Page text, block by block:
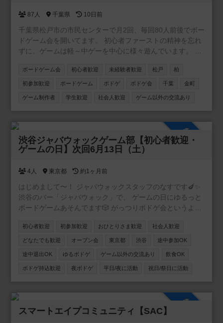
87人 千葉県 10日前
千葉県松戸市の市民センターで月2回、毎回80人前後でボー
ドゲーム会を開いてます。 初心者ファーストの精神を忘れ
ずに、ゲームは軽～中ゲーを中心に様々遊んでいます。 各
ます。 当会は初心者や未経験者からの方も多く、熟練者の
方も含めて楽しく遊んでいます。初参加やお1人様の参加で
イトでも募集しているため、早期に埋まることがありま
す。
ボードゲーム会 初心者歓迎 未経験者歓迎 松戸 柏
初参加歓迎 ボードゲーム ボドゲ ボドゲ会 千葉 金町
ゲーム制作者 学生歓迎 社会人歓迎 ゲーム以外の交流あり
参加自由
渋谷ジャバウォックゲーム部【初心者歓迎・
ゲームの日】次回6月13日（土）
4人 東京都 約1ヶ月前
はじめまして〜！ ジャバウォックスタッフのなすです🍆✨
渋谷のバー「ジャバウォック」で、 ゲームの日にゆるっと
ボードゲームあそんでます🎲 がっつりボドゲ会というよ
さんだいかんげい ・おひとり参加も多め ・ルール説明ゆっ
くりやります◎ ・途中参加・途中ぬけOK お店はバーなの
です🌙 その日あつまったメンバーで、 軽め中心にわいわい
遊んでます🎲✨ ボドゲ持ち込みもOKです〜！ 「ボドゲ会
ちょっとこわそう…」って人でも ふらっと来てもらえたら
うれしいです☺️ ※このコミュニティはお店公式ではなく、
常連ベースのゆるい集まりです◎ 料金やシステムはお店の
初心者歓迎 初参加歓迎 おひとりさま歓迎 社会人歓迎
どなたでも歓迎 オープン会 東京都 渋谷 途中参加OK
途中退出OK ゆるボドゲ ゲーム以外の交流あり 飲食OK
ボドゲ持込歓迎 夜ボドゲ 平日/夜に活動 祝日/祭日に活動
スマートエイプコミュニティ【SAC】